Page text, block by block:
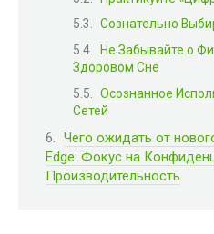
Сознательно
Не Забывайте о
Здоровом Сне
Осознанное
Сетей
Чего ожидать от
Edge: Фокус на
Производительность